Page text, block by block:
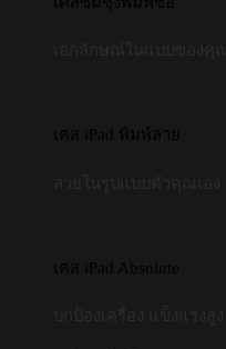
เคส iPad พิมพ์ลาย
เคส iPad Absolute